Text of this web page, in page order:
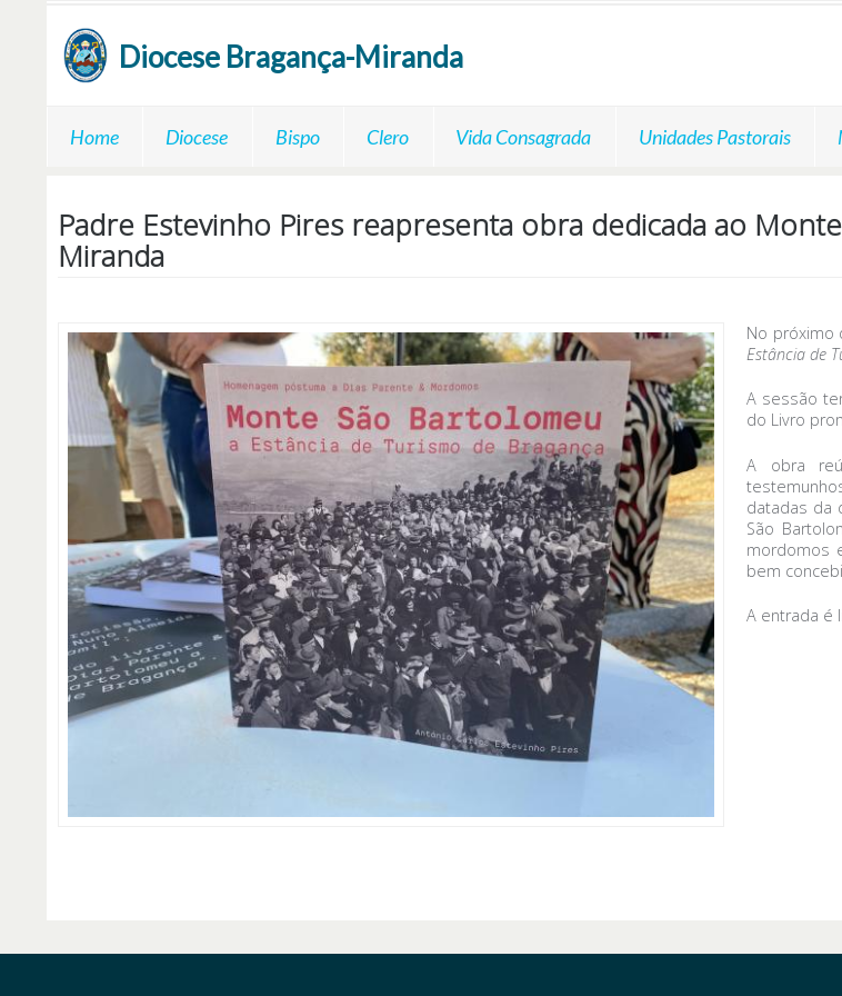
Diocese Bragança-Miranda
Home Diocese Bispo Clero Vida Consagrada Unidades Pastorais
Padre Estevinho Pires reapresenta obra dedicada ao
Miranda
No próximo
Estância de
A sessão
do Livro
A obra
datadas da
São
mordomos
bem
A entrada é